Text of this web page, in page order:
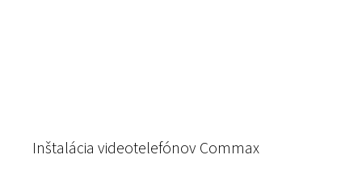
Inštalácia videotelefónov Commax